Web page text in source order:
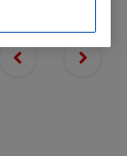
Previous slide
Next